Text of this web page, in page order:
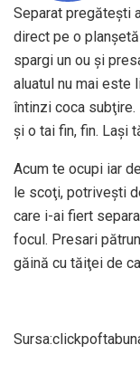
Separat pregăteşti
direct pe o
spargi un ou şi
aluatul nu mai este
întinzi coca
şi o tai fin, fin. Laşi
Acum te ocupi iar
le scoţi, potriveşti
care i-ai fiert
focul. Presari
găină cu tăiţei de